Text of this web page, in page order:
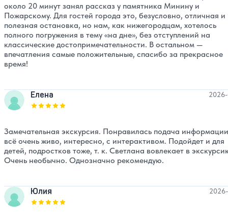
около 20 минут занял рассказ у памятника Минину и
Пожарскому. Для гостей города это, безусловно, отличная и
полезная остановка, но нам, как нижегородцам, хотелось
полного погружения в тему «на дне», без отступлений на
классические достопримечательности. В остальном —
впечатления самые положительные, спасибо за прекрасное
время!
Елена
Оценка, количество звезд:
Замечательная экскурсия. Понравилась подача
всё очень живо, интересно, с интерактивом. Подойдет и для
детей, подростков тоже, т. к. Светлана вовлекает в
Очень необычно. Однозначно рекомендую.
Юлия
Оценка, количество звезд: